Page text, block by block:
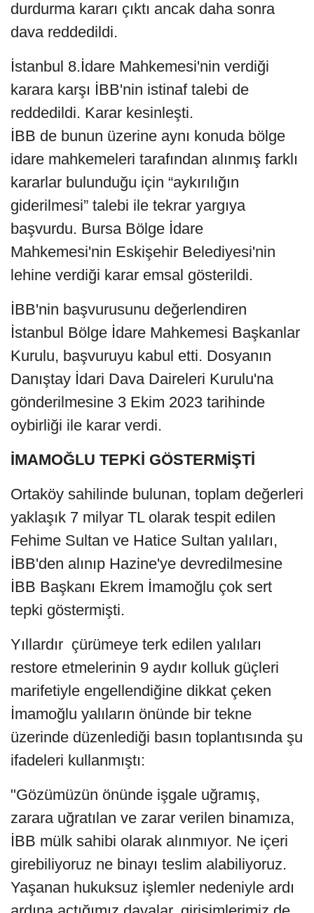
durdurma kararı çıktı ancak daha sonra
dava reddedildi.
İstanbul 8.İdare Mahkemesi'nin verdiği
karara karşı İBB'nin istinaf talebi de
reddedildi. Karar kesinleşti.
İBB de bunun üzerine aynı konuda bölge
idare mahkemeleri tarafından alınmış farklı
kararlar bulunduğu için “aykırılığın
giderilmesi” talebi ile tekrar yargıya
başvurdu. Bursa Bölge İdare
Mahkemesi'nin Eskişehir Belediyesi'nin
lehine verdiği karar emsal gösterildi.
İBB'nin başvurusunu değerlendiren
İstanbul Bölge İdare Mahkemesi Başkanlar
Kurulu, başvuruyu kabul etti. Dosyanın
Danıştay İdari Dava Daireleri Kurulu'na
gönderilmesine 3 Ekim 2023 tarihinde
oybirliği ile karar verdi.
İMAMOĞLU TEPKİ GÖSTERMİŞTİ
Ortaköy sahilinde bulunan, toplam değerleri
yaklaşık 7 milyar TL olarak tespit edilen
Fehime Sultan ve Hatice Sultan yalıları,
İBB'den alınıp Hazine'ye devredilmesine
İBB Başkanı Ekrem İmamoğlu çok sert
tepki göstermişti.
Yıllardır çürümeye terk edilen yalıları
restore etmelerinin 9 aydır kolluk güçleri
marifetiyle engellendiğine dikkat çeken
İmamoğlu yalıların önünde bir tekne
üzerinde düzenlediği basın toplantısında şu
ifadeleri kullanmıştı:
"Gözümüzün önünde işgale uğramış,
zarara uğratılan ve zarar verilen binamıza,
İBB mülk sahibi olarak alınmıyor. Ne içeri
girebiliyoruz ne binayı teslim alabiliyoruz.
Yaşanan hukuksuz işlemler nedeniyle ardı